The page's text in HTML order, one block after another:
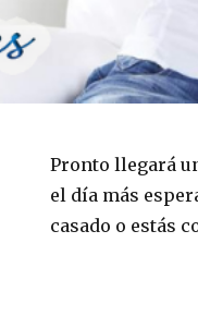
Pronto llegará
el día más
casado o estás